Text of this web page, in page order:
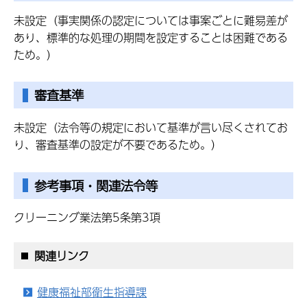
未設定（事実関係の認定については事案ごとに難易差が
あり、標準的な処理の期間を設定することは困難である
ため。）
審査基準
未設定（法令等の規定において基準が言い尽くされてお
り、審査基準の設定が不要であるため。）
参考事項・関連法令等
クリーニング業法第5条第3項
関連リンク
健康福祉部衛生指導課